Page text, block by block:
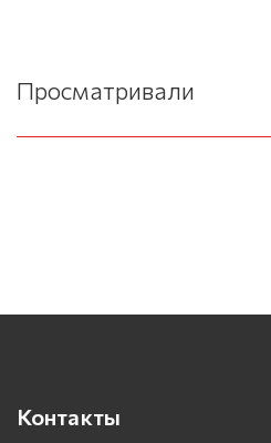
Просматривали
Контакты